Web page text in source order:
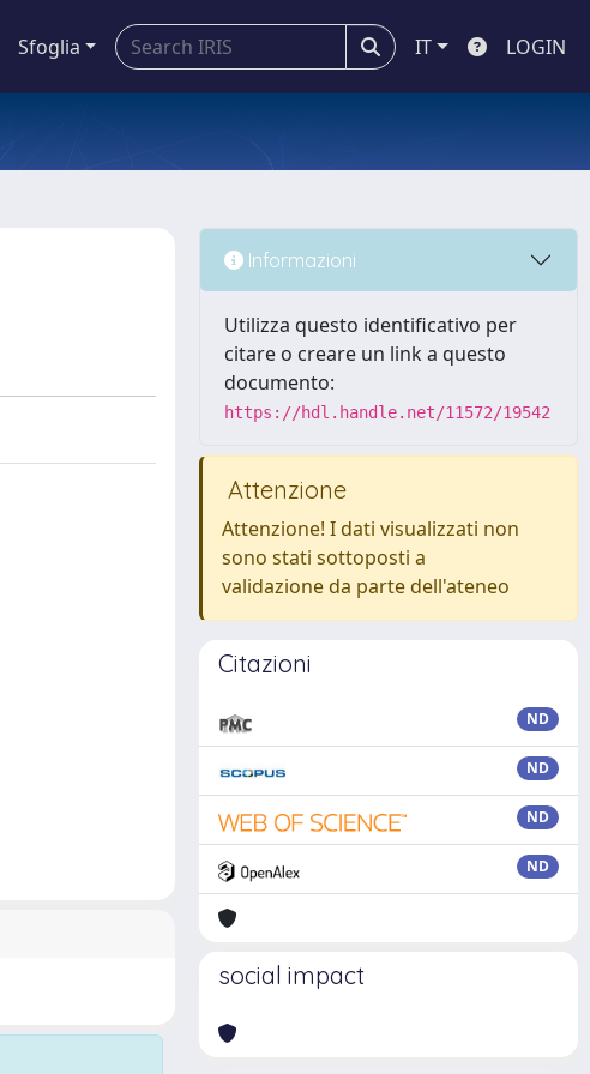
Sfoglia IT LOGIN
Informazioni
Utilizza questo identificativo per
citare o creare un link a questo
documento:
https://hdl.handle.net/11572/19542
Attenzione
Attenzione! I dati visualizzati non
sono stati sottoposti a
validazione da parte dell'ateneo
Citazioni
ND
ND
ND
ND
social impact